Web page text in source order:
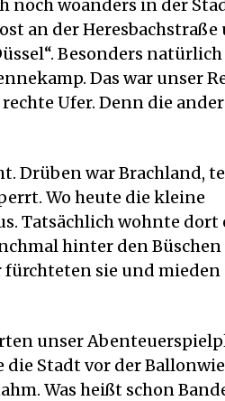
noch woanders in der
an der Heresbachstraße
Besonders
Das war unser
Ufer. Denn die
Drüben war Brachland,
Wo heute die kleine
Tatsächlich wohnte dort
hinter den Büschen
sie und mieden
unser
Stadt vor der
Was heißt schon